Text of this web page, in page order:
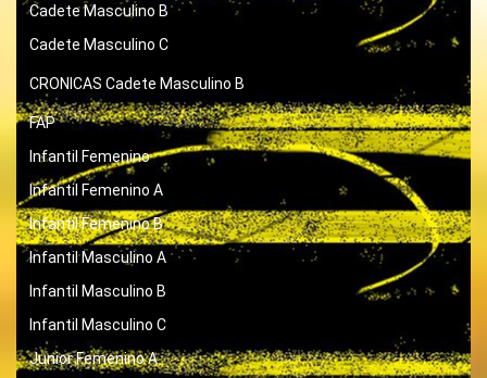
Cadete Masculino B
Cadete Masculino C
CRONICAS Cadete Masculino B
FAP
Infantil Femenino
Infantil Femenino A
Infantil Femenino B
Infantil Masculino A
Infantil Masculino B
Infantil Masculino C
Junior Femenino A